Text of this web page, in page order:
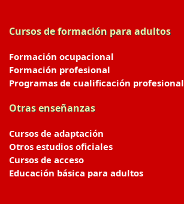
Cursos de formación para adultos
Formación ocupacional
Formación profesional
Programas de cualificación profesional
Otras enseñanzas
Cursos de adaptación
Otros estudios oficiales
Cursos de acceso
Educación básica para adultos